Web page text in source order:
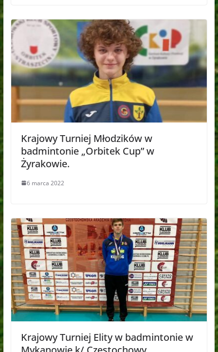
Krajowy Turniej Młodzików w
badmintonie „Orbitek Cup” w
Żyrakowie.
6 marca 2022
Krajowy Turniej Elity w badmintonie w